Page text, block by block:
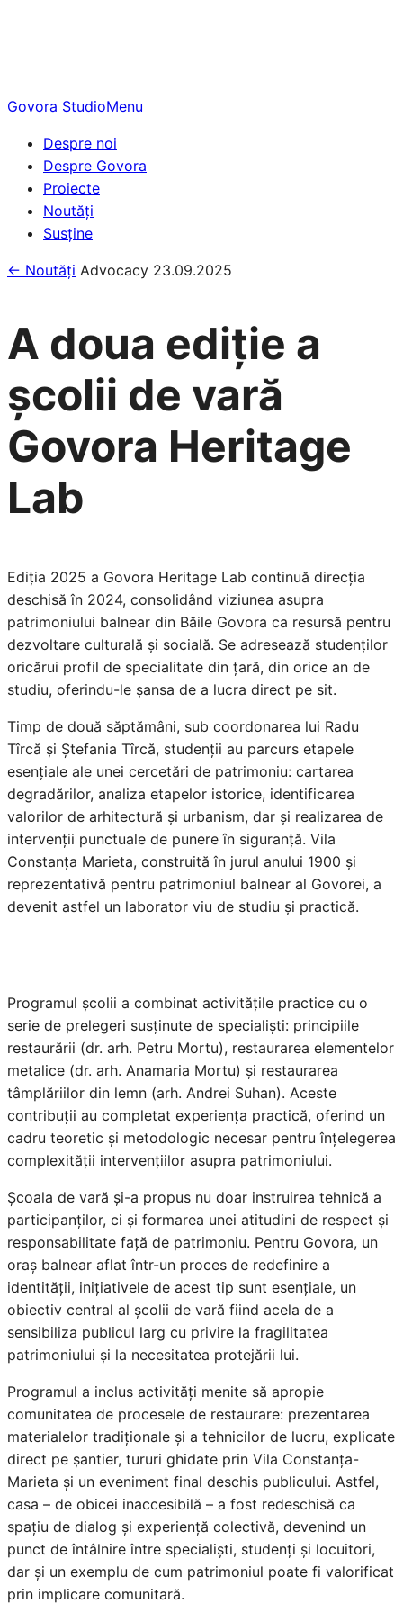
Govora StudioMenu
Despre noi
Despre Govora
Proiecte
Noutăți
Susține
← Noutăți Advocacy 23.09.2025
A doua ediție a
școlii de vară
Govora Heritage
Lab
Ediția 2025 a Govora Heritage Lab continuă direcția
deschisă în 2024, consolidând viziunea asupra
patrimoniului balnear din Băile Govora ca resursă pentru
dezvoltare culturală și socială. Se adresează studenților
oricărui profil de specialitate din țară, din orice an de
studiu, oferindu-le șansa de a lucra direct pe sit.
Timp de două săptămâni, sub coordonarea lui Radu
Tîrcă și Ștefania Tîrcă, studenții au parcurs etapele
esențiale ale unei cercetări de patrimoniu: cartarea
degradărilor, analiza etapelor istorice, identificarea
valorilor de arhitectură și urbanism, dar și realizarea de
intervenții punctuale de punere în siguranță. Vila
Constanța Marieta, construită în jurul anului 1900 și
reprezentativă pentru patrimoniul balnear al Govorei, a
devenit astfel un laborator viu de studiu și practică.
Programul școlii a combinat activitățile practice cu o
serie de prelegeri susținute de specialiști: principiile
restaurării (dr. arh. Petru Mortu), restaurarea elementelor
metalice (dr. arh. Anamaria Mortu) și restaurarea
tâmplăriilor din lemn (arh. Andrei Suhan). Aceste
contribuții au completat experiența practică, oferind un
cadru teoretic și metodologic necesar pentru înțelegerea
complexității intervențiilor asupra patrimoniului.
Școala de vară și-a propus nu doar instruirea tehnică a
participanților, ci și formarea unei atitudini de respect și
responsabilitate față de patrimoniu. Pentru Govora, un
oraș balnear aflat într-un proces de redefinire a
identității, inițiativele de acest tip sunt esențiale, un
obiectiv central al școlii de vară fiind acela de a
sensibiliza publicul larg cu privire la fragilitatea
patrimoniului și la necesitatea protejării lui.
Programul a inclus activități menite să apropie
comunitatea de procesele de restaurare: prezentarea
materialelor tradiționale și a tehnicilor de lucru, explicate
direct pe șantier, tururi ghidate prin Vila Constanța-
Marieta și un eveniment final deschis publicului. Astfel,
casa – de obicei inaccesibilă – a fost redeschisă ca
spațiu de dialog și experiență colectivă, devenind un
punct de întâlnire între specialiști, studenți și locuitori,
dar și un exemplu de cum patrimoniul poate fi valorificat
prin implicare comunitară.